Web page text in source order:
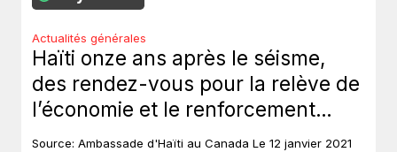
Actualités générales
Haïti onze ans après le séisme,
des rendez-vous pour la relève de
l’économie et le renforcement
institutionnel.
Source: Ambassade d'Haïti au Canada Le 12 janvier 2021